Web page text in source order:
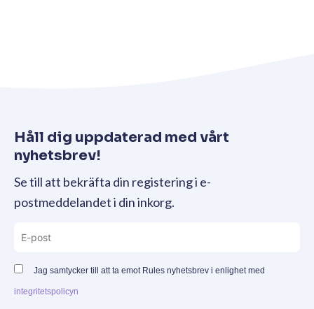
Håll dig uppdaterad med vårt
nyhetsbrev!
Se till att bekräfta din registering i e-
postmeddelandet i din inkorg.
Jag samtycker till att ta emot Rules nyhetsbrev i enlighet med
integritetspolicyn